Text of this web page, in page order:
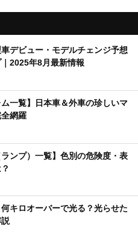
車デビュー・モデルチェンジ予想
2025年8月最新情報
ム一覧】日本車＆外車の珍しいマ
網羅
ランプ）一覧】色別の危険度・表
キロオーバーで光る？光らせた